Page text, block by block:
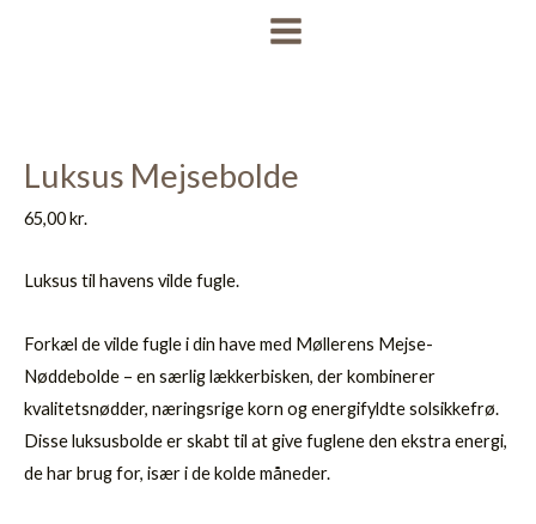
MAIN
Luksus Mejsebolde
65,00kr.
Luksus til havens vilde fugle.
Forkæl de vilde fugle i din have med Møllerens Mejse-
Nøddebolde – en særlig lækkerbisken, der kombinerer
kvalitetsnødder, næringsrige korn og energifyldte solsikkefrø.
Disse luksusbolde er skabt til at give fuglene den ekstra energi,
de har brug for, især i de kolde måneder.